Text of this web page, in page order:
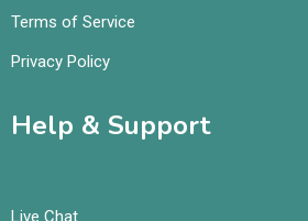
Terms of Service
Privacy Policy
Help & Support
Live Chat